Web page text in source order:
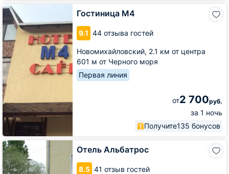
Гостиница М4
9.1 44 отзыва гостей
Новомихайловский, 2.1 км от центра
601 м от Черного моря
Первая линия
от2 700руб.
за 1 ночь
Получите135 бонусов
Гостиница
М4
Отель Альбатрос
8.5 41 отзыв гостей
Отель
Альбатрос